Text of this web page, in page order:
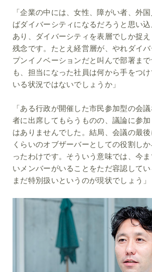
「企業の中には、女性、障がい者、外
ばダイバーシティになるだろうと思い
あり、ダイバーシティを表層でしか捉
残念です。たとえ経営層が、やれダイ
プンイノベーションだと叫んで部署ま
も、担当になった社員は何から手をつ
いる状況ではないでしょうか」
「ある行政が開催した市民参加型の会
者に出席してもらうものの、議論に参
はありませんでした。結局、会議の最
くらいのオブザーバーとしての役割し
ったわけです。そういう意味では、今
いメンバーがいることをただ容認して
まだ特別扱いというのが現状でしょう」